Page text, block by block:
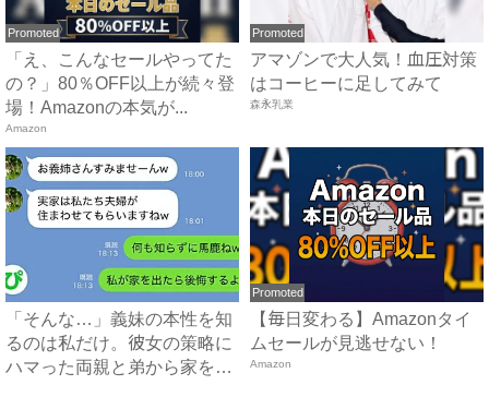
Promoted
「え、こんなセールやってた
の？」80％OFF以上が続々登
場！Amazonの本気が...
Amazon
Promoted
アマゾンで大人気！血圧対策
はコーヒーに足してみて
森永乳業
「そんな…」義妹の本性を知
るのは私だけ。彼女の策略に
ハマった両親と弟から家を追
Promoted
【毎日変わる】Amazonタイ
ムセールが見逃せない！
Amazon